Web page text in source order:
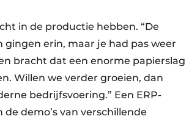
in de productie hebben. “De
erin, maar je had pas weer
bracht dat een enorme papierslag
Willen we verder groeien, dan
bedrijfsvoering.” Een ERP-
demo’s van verschillende